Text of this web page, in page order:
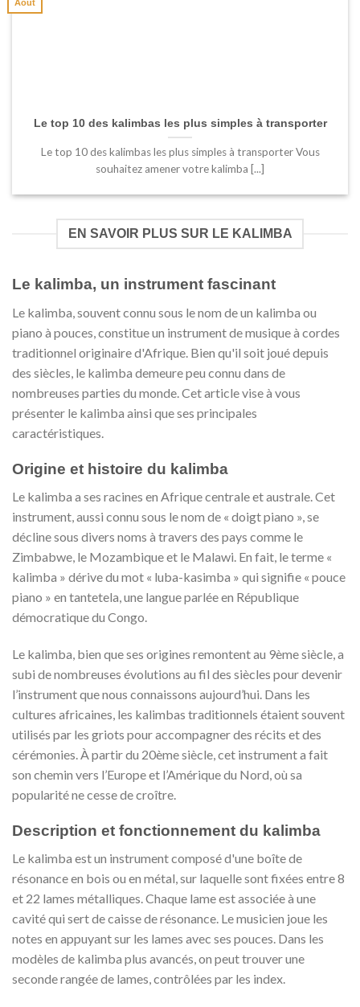
Le top 10 des kalimbas les plus simples à transporter
Le top 10 des kalimbas les plus simples à transporter Vous
souhaitez amener votre kalimba [...]
Août
EN SAVOIR PLUS SUR LE KALIMBA
Le kalimba, un instrument fascinant
Le kalimba, souvent connu sous le nom de un kalimba ou
piano à pouces, constitue un instrument de musique à cordes
traditionnel originaire d'Afrique. Bien qu'il soit joué depuis
des siècles, le kalimba demeure peu connu dans de
nombreuses parties du monde. Cet article vise à vous
présenter le kalimba ainsi que ses principales
caractéristiques.
Origine et histoire du kalimba
Le kalimba a ses racines en Afrique centrale et australe. Cet
instrument, aussi connu sous le nom de « doigt piano », se
décline sous divers noms à travers des pays comme le
Zimbabwe, le Mozambique et le Malawi. En fait, le terme «
kalimba » dérive du mot « luba-kasimba » qui signifie « pouce
piano » en tantetela, une langue parlée en République
démocratique du Congo.
Le kalimba, bien que ses origines remontent au 9ème siècle, a
subi de nombreuses évolutions au fil des siècles pour devenir
l’instrument que nous connaissons aujourd’hui. Dans les
cultures africaines, les kalimbas traditionnels étaient souvent
utilisés par les griots pour accompagner des récits et des
cérémonies. À partir du 20ème siècle, cet instrument a fait
son chemin vers l’Europe et l’Amérique du Nord, où sa
popularité ne cesse de croître.
Description et fonctionnement du kalimba
Le kalimba est un instrument composé d'une boîte de
résonance en bois ou en métal, sur laquelle sont fixées entre 8
et 22 lames métalliques. Chaque lame est associée à une
cavité qui sert de caisse de résonance. Le musicien joue les
notes en appuyant sur les lames avec ses pouces. Dans les
modèles de kalimba plus avancés, on peut trouver une
seconde rangée de lames, contrôlées par les index.